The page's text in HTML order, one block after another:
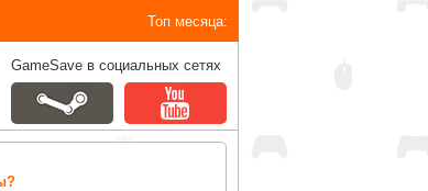
Топ месяца:
GameSave в социальных сетях